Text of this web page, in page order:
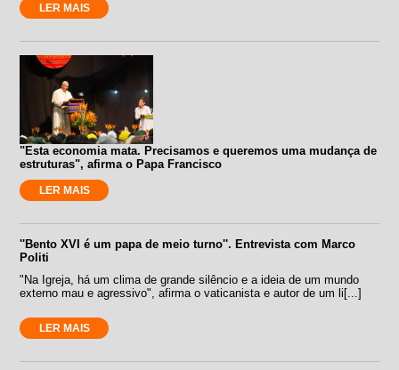
LER MAIS
"Esta economia mata. Precisamos e queremos uma mudança de
estruturas", afirma o Papa Francisco
LER MAIS
''Bento XVI é um papa de meio turno''. Entrevista com Marco
Politi
"Na Igreja, há um clima de grande silêncio e a ideia de um mundo
externo mau e agressivo", afirma o vaticanista e autor de um li[...]
LER MAIS